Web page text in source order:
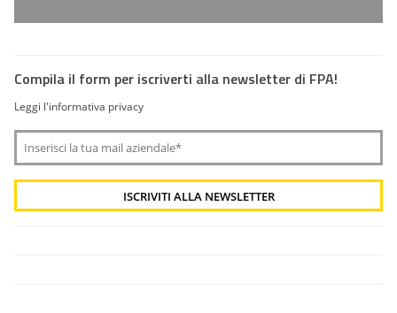
Compila il form per iscriverti alla newsletter di FPA!
Leggi l'informativa privacy